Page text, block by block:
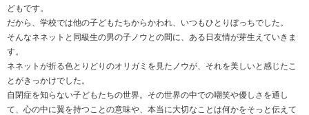
どもです。
だから、学校では他の子どもたちからかわれ、いつもひとりぼっちでした。
そんなネネットと同級生の男の子ノウとの間に、ある日友情が芽生えていきま
す。
ネネットが折る色とりどりのオリガミを見たノウが、それを美しいと感じたこ
とがきっかけでした。
自閉症を知らない子どもたちの世界。その世界の中での嘲笑や優しさを通し
て、心の中に翼を持つことの意味や、本当に大切なことは何かをそっと伝えて